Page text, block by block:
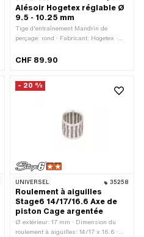
Alésoir Hogetex réglable Ø
9.5 - 10.25 mm
Tige d'entraînement Mandrin de
perçage: rond · Fabricant: Hogetex ·
Matériau: HSS · Diamètre: 9.5 mm ·
CHF 89.90
- 20 %
UNIVERSEL 35258
Roulement à aiguilles
Stage6 14/17/16.6 Axe de
piston Cage argentée
Ø extérieur: 17 mm · Dimension du
roulement à aiguilles: 14/17 x 16.6 ·